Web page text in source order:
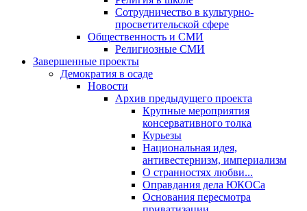
Сотрудничество в культурно-
просветительской сфере
Общественность и СМИ
Религиозные СМИ
Завершенные проекты
Демократия в осаде
Новости
Архив предыдущего проекта
Крупные мероприятия
консервативного толка
Курьезы
Национальная идея,
антивестернизм, империализм
О странностях любви...
Оправдания дела ЮКОСа
Основания пересмотра